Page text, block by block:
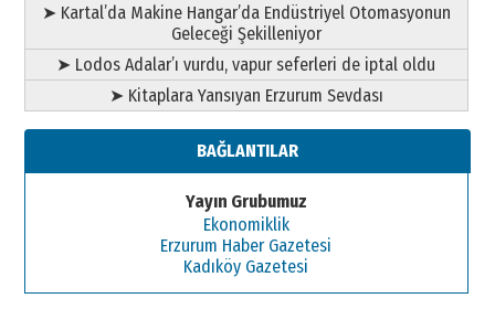
➤ Kartal’da Makine Hangar’da Endüstriyel Otomasyonun
Geleceği Şekilleniyor
➤ Lodos Adalar’ı vurdu, vapur seferleri de iptal oldu
➤ Kitaplara Yansıyan Erzurum Sevdası
BAĞLANTILAR
Yayın Grubumuz
Ekonomiklik
Erzurum Haber Gazetesi
Kadıköy Gazetesi